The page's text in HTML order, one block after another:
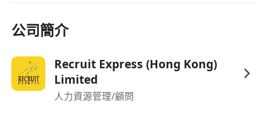
公司簡介
Recruit Express (Hong Kong)
Limited
人力資源管理/顧問